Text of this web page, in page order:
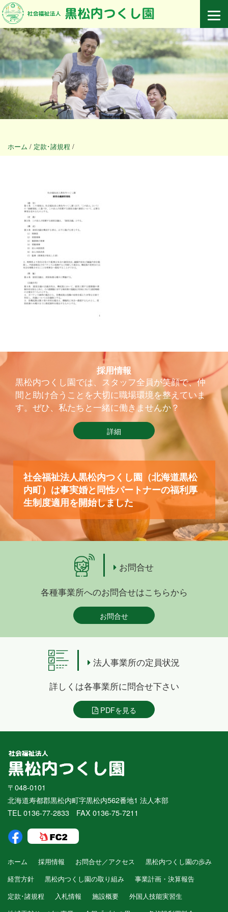
ホーム / 定款･諸規程 /
採用情報
黒松内つくし園では、スタッフ全員が笑顔で、仲
間と助け合うことを大切に職場環境を整えていま
す。ぜひ、私たちと一緒に働きませんか？
詳細
社会福祉法人黒松内つくし園（北海道黒松
内町）は事実婚と同性パートナーの福利厚
生制度適用を開始しました
お問合せ
各種事業所へのお問合せはこちらから
お問合せ
法人事業所の定員状況
詳しくは各事業所に問合せ下さい
PDFを見る
〒048-0101
北海道寿都郡黒松内町字黒松内562番地1 法人本部
TEL 0136-77-2833 FAX 0136-75-7211
ホーム 採用情報 お問合せ／アクセス
黒松内つくし園の歩み
経営方針
黒松内つくし園の取り組み
事業計画・決算報告
定款･諸規程
入札情報 施設概要
外国人技能実習生